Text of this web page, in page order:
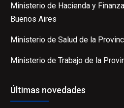
Ministerio de Hacienda y
Buenos Aires
Ministerio de Salud de la
Ministerio de Trabajo de la
Últimas novedades